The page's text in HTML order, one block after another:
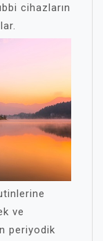
cihazların
ve
periyodik